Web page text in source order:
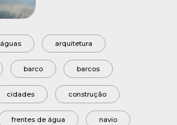
águas arquitetura
barco barcos
cidades construção
frentes de água navio